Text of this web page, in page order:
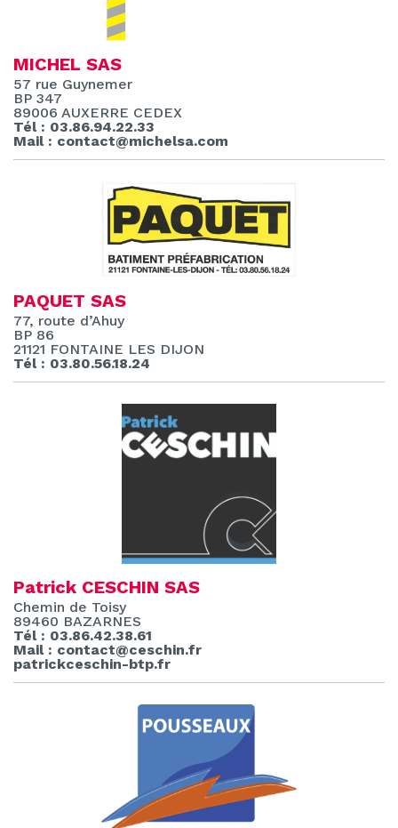
MICHEL SAS
57 rue Guynemer
BP 347
89006 AUXERRE CEDEX
Tél : 03.86.94.22.33
Mail : contact@michelsa.com
PAQUET SAS
77, route d’Ahuy
BP 86
21121 FONTAINE LES DIJON
Tél : 03.80.56.18.24
Patrick CESCHIN SAS
Chemin de Toisy
89460 BAZARNES
Tél : 03.86.42.38.61
Mail : contact@ceschin.fr
patrickceschin-btp.fr